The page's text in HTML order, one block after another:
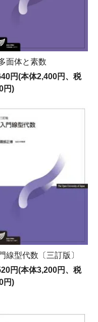
面体と素数
円(本体2,400円、税
円)
線型代数〔三訂版〕
円(本体3,200円、税
円)